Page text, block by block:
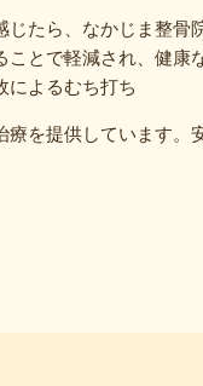
じたら、なかじま整骨
ことで軽減され、健
によるむち打ち
を提供しています。